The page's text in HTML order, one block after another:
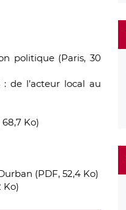
politique (Paris, 30
de l’acteur local au
Ko)
(PDF, 52,4 Ko)
Ko)